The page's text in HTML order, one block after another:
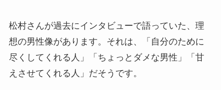
松村さんが過去にインタビューで語っていた、理
想の男性像があります。それは、「自分のために
尽くしてくれる人」「ちょっとダメな男性」「甘
えさせてくれる人」だそうです。